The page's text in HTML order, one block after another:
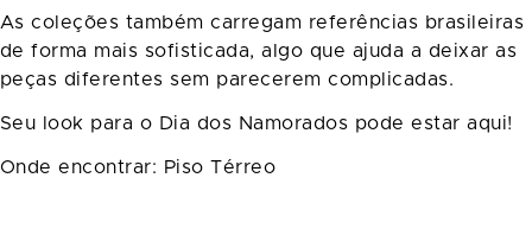
As coleções também carregam referências brasileiras
de forma mais sofisticada, algo que ajuda a deixar as
peças diferentes sem parecerem complicadas.
Seu look para o Dia dos Namorados pode estar aqui!
Onde encontrar: Piso Térreo